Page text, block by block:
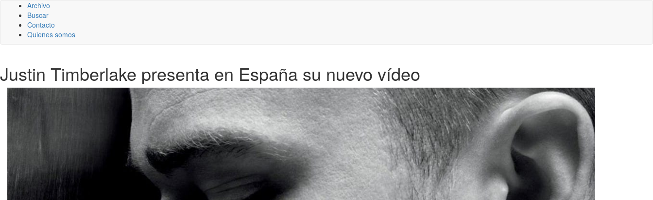
Archivo
Buscar
Contacto
Quienes somos
Justin Timberlake presenta en España su nuevo vídeo